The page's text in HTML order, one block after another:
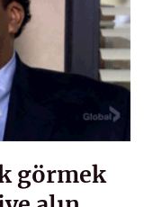
görmek